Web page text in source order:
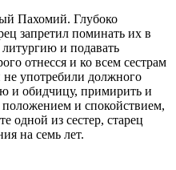
Пахомий. Глубоко
запретил поминать их в
и подавать
отнесся и ко всем сестрам
употребили должного
и обидчицу, примирить и
и спокойствием,
одной из сестер, старец
на семь лет.